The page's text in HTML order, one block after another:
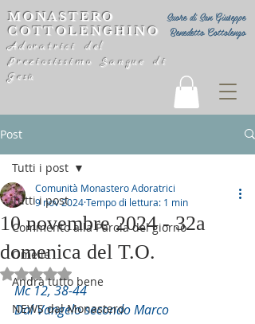
Suore di San Giuseppe
Benedetto Cottolengo
MONASTERO
COTTOLENGHINO
Adoratrici del
Preziosissimo Sangue di
Gesù
Post
Tutti i post
Commento alla Parola del giorno
Omelie
Andrà tutto bene
NEWS dal Monastero
Tutti i post
10 novembre 2024 - 32a
domenica del T.O.
Comunità Monastero Adoratrici
9 nov 2024Tempo di lettura: 1 min
Valutazione NaN stelle su 5.
Mc 12, 38-44
Dal Vangelo secondo Marco